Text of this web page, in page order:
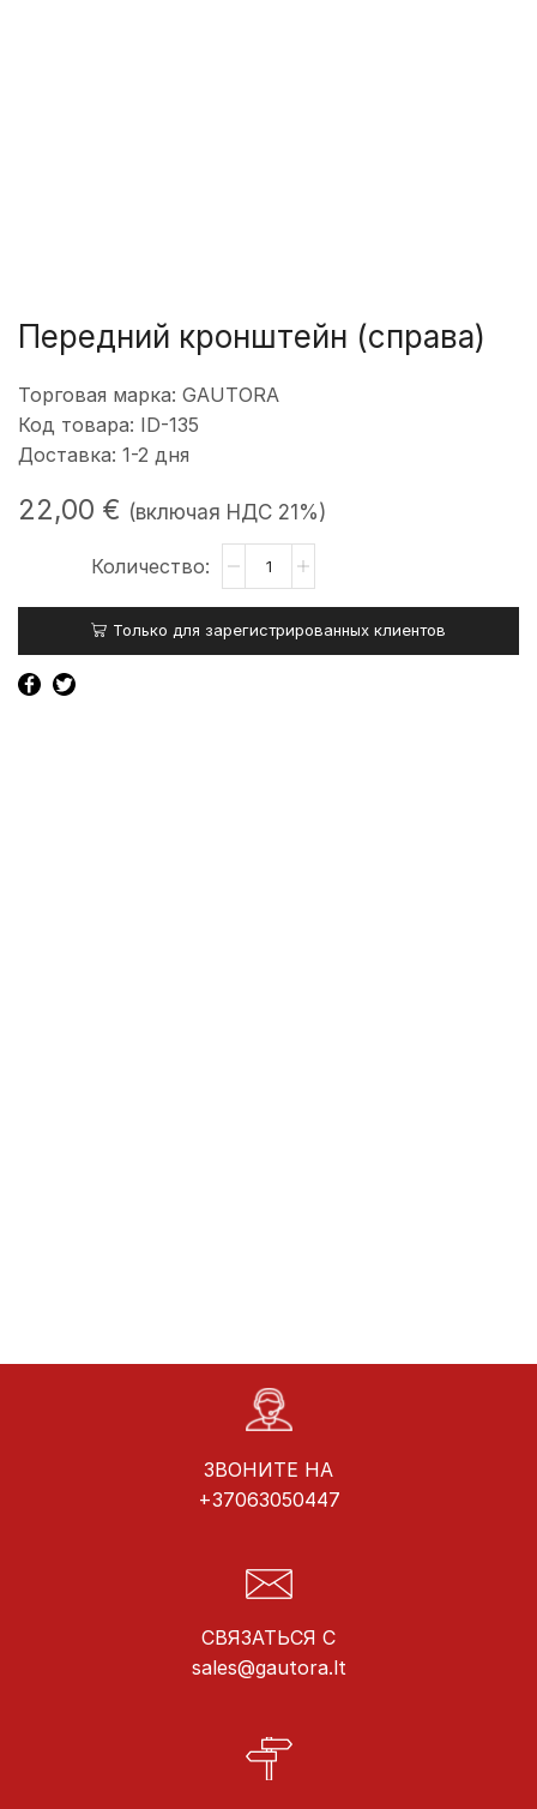
Передний кронштейн (справа)
Торговая марка: GAUTORA
Код товара: ID-135
Доставка: 1-2 дня
22,00 € (включая НДС 21%)
Количество
Priekinės
dalies
laikiklis
Только для зарегистрированных клиентов
ЗВОНИТЕ НА
+37063050447
СВЯЗАТЬСЯ С
sales@gautora.lt